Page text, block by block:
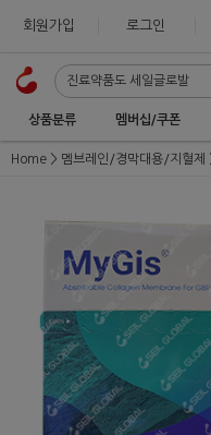
회원가입 로그인
상품분류 멤버십/쿠폰
Home 멤브레인/경막대용/지혈제